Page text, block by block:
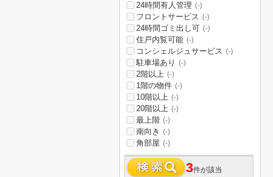
24時間有人管理 (-)
フロントサービス (-)
24時間ゴミ出し可 (-)
住戸内覧可能 (-)
コンシェルジュサービス (-)
駐車場あり (-)
2階以上 (-)
1階の物件 (-)
10階以上 (-)
20階以上 (-)
最上階 (-)
南向き (-)
角部屋 (-)
3件が該当